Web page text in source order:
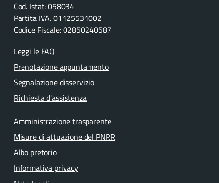
Cod. Istat: 058034
Partita IVA: 01125531002
Codice Fiscale: 02850240587
Leggi le FAQ
Prenotazione appuntamento
Segnalazione disservizio
Richiesta d'assistenza
Amministrazione trasparente
Misure di attuazione del PNRR
Albo pretorio
Informativa privacy